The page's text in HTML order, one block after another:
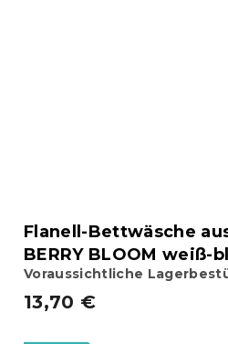
Flanell-Bettwäsche
BERRY BLOOM weiß-
Voraussichtliche
13,70 €